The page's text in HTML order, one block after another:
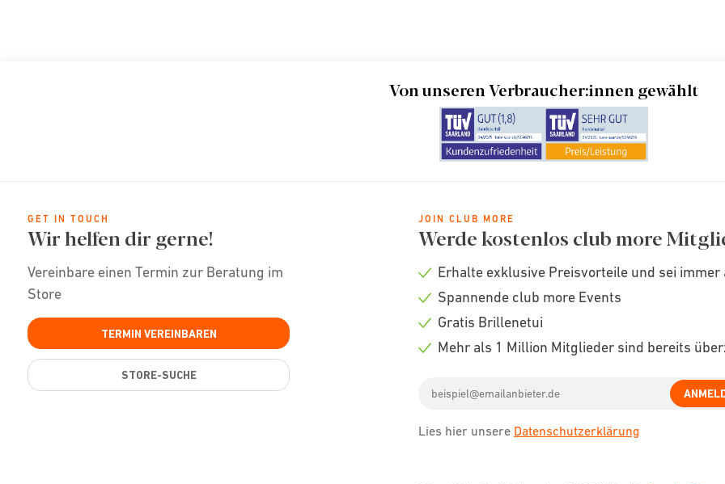
Von unseren Verbraucher:innen gewählt
GET IN TOUCH
Wir helfen dir gerne!
Vereinbare einen Termin zur Beratung im
Store
TERMIN VEREINBAREN
STORE-SUCHE
JOIN CLUB MORE
Werde kostenlos club more
Check
Erhalte exklusive Preisvorteile und sei
Check
Spannende club more Events
Check
Gratis Brillenetui
Mehr als 1 Million Mitglieder sind bereits
address
Lies hier unsere Datenschutzerklärung